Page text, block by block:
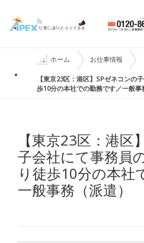
ホーム お仕事情報
【東京23区：港区】SPゼネコンの
歩10分の本社での勤務です／一般事
【東京23区：港区
子会社にて事務員
り徒歩10分の本社
一般事務（派遣）